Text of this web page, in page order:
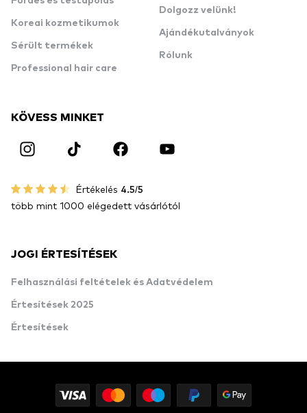
Koreai kozmetikumok
Sérült termékek
Professional hair care
Dolgozz velünk!
Ajándékutalványok
Rólunk
KÖVESS MINKET
Értékelés 4.5/5
több mint 1000 elégedett vásárlótól
JOGI ÉRTESÍTÉSEK
Felhasználási feltételek és Adatvédelem
Értesítések 2025
Értesítések